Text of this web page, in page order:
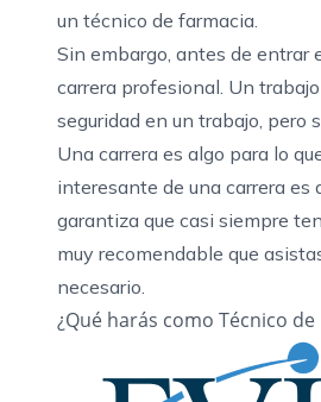
un técnico de farmacia.
Sin embargo, antes de entrar
carrera profesional. Un
seguridad en un trabajo, pero
Una carrera es algo para lo
interesante de una carrera es
garantiza que casi siempre
muy recomendable que
necesario.
¿Qué harás como Técnico de